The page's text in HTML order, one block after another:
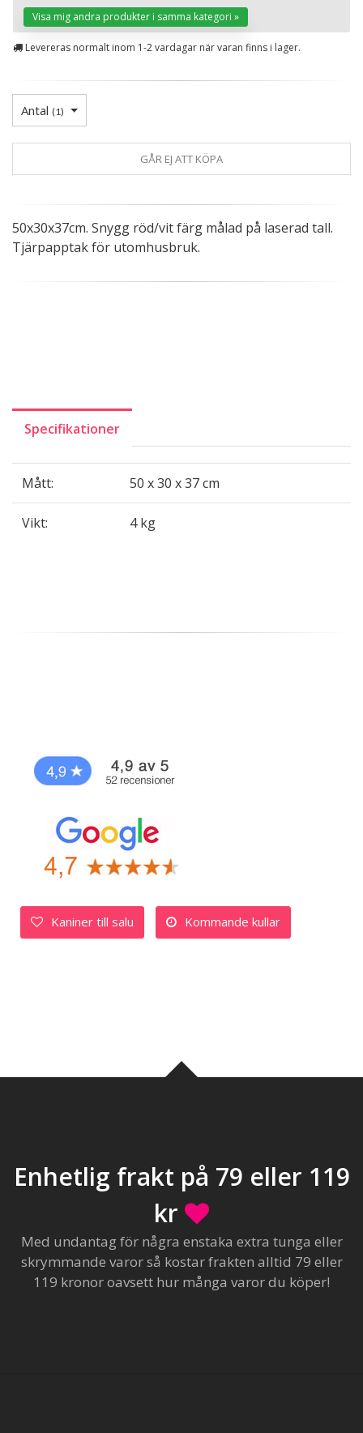
Visa mig andra produkter i samma kategori »
Levereras normalt inom 1-2 vardagar när varan finns i lager.
Antal (1)
GÅR EJ ATT KÖPA
50x30x37cm. Snygg röd/vit färg målad på laserad tall.
Tjärpapptak för utomhusbruk.
Specifikationer
Mått: 50 x 30 x 37 cm
Vikt: 4 kg
Kaniner till salu Kommande kullar
Enhetlig frakt på 79 eller 119
kr
Med undantag för några enstaka extra tunga eller
skrymmande varor så kostar frakten alltid 79 eller
119 kronor oavsett hur många varor du köper!